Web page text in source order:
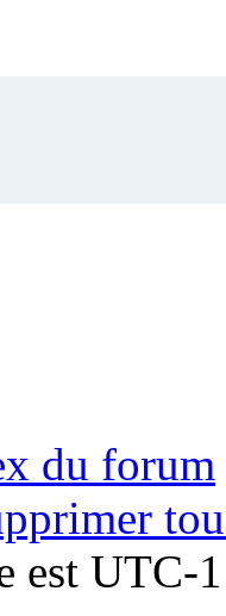
du forum
est UTC-